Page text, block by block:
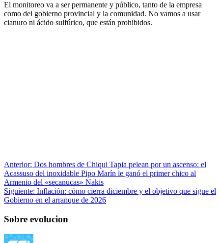
El monitoreo va a ser permanente y público, tanto de la empresa
como del gobierno provincial y la comunidad. No vamos a usar
cianuro ni ácido sulfúrico, que están prohibidos.
Anterior: Dos hombres de Chiqui Tapia pelean por un ascenso: el
Acassuso del inoxidable Pipo Marín le ganó el primer chico al
Armenio del «secanucas» Nakis
Siguiente: Inflación: cómo cierra diciembre y el objetivo que sigue el
Gobierno en el arranque de 2026
Sobre evolucion